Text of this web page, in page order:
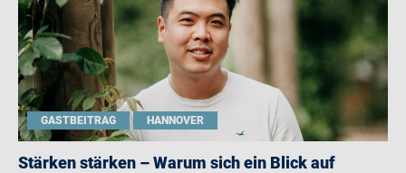
GASTBEITRAG HANNOVER
Stärken stärken – Warum sich ein Blick auf